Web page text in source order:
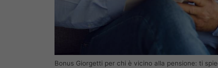
Bonus Giorgetti per chi è vicino alla pensione: ti